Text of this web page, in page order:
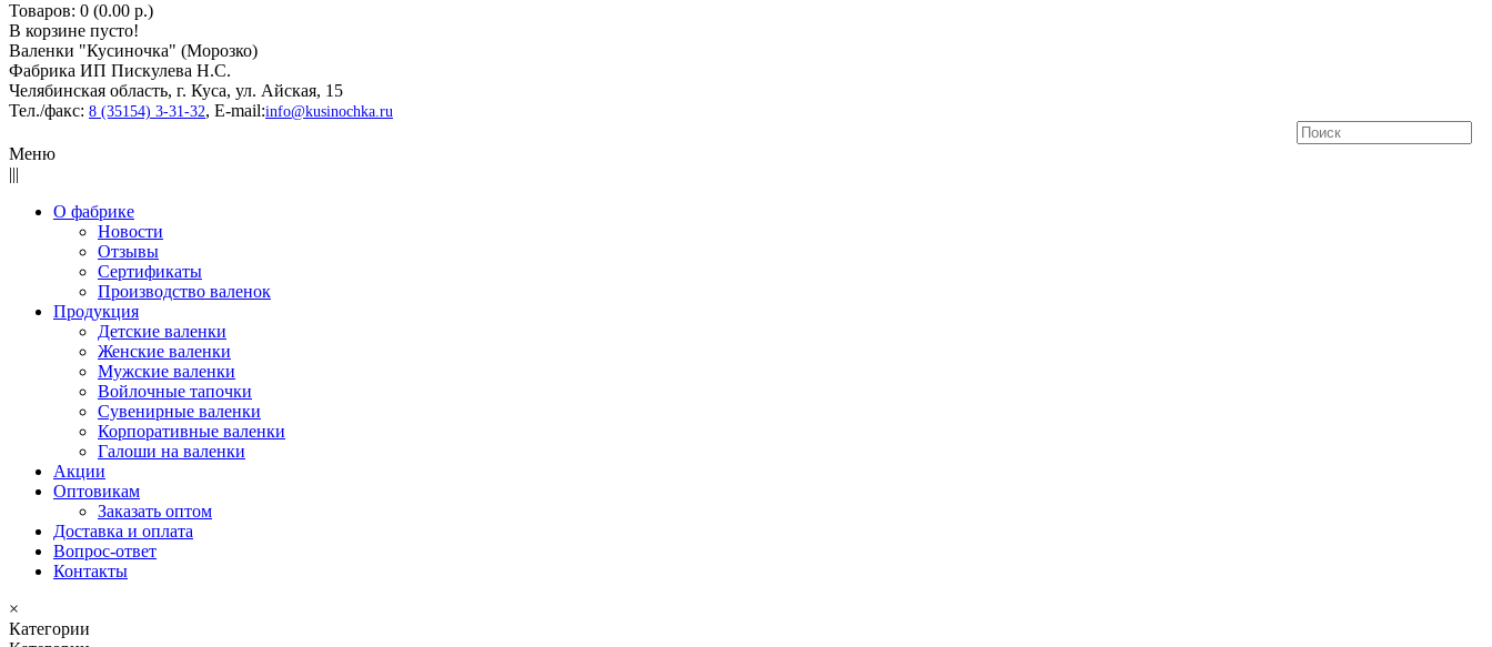
Товаров: 0 (0.00 р.)
В корзине пусто!
Валенки "Кусиночкa" (Морозко)
Фабрика ИП Пискулева Н.С.
Челябинская область, г. Куса, ул. Айская, 15
Тел./факс: 8 (35154) 3-31-32, E-mail:info@kusinochka.ru
Меню
|||
О фабрике
Новости
Отзывы
Сертификаты
Производство валенок
Продукция
Детские валенки
Женские валенки
Мужские валенки
Войлочные тапочки
Сувенирные валенки
Корпоративные валенки
Галоши на валенки
Акции
Оптовикам
Заказать оптом
Доставка и оплата
Вопрос-ответ
Контакты
×
Категории